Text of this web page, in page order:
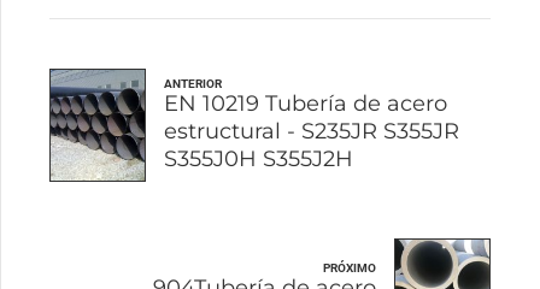
ANTERIOR
EN 10219 Tubería de acero
estructural - S235JR S355JR
S355J0H S355J2H
PRÓXIMO